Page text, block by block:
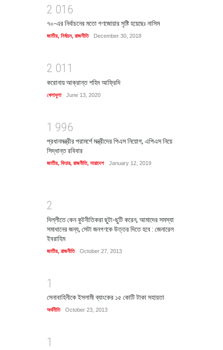
2 01 6
৭০-এর নির্বাচনের মতো গণজোয়ার সৃষ্টি হয়েছেঃ নাসিম
জাতীয়, নির্বাচন, রাজনীতি December 30, 2018
2 01 1
করোনায় আক্রান্ত শহিদ আফ্রিদি
খেলাধুলা June 13, 2020
1 996
প্রধানমন্ত্রীর পরামর্শে মন্ত্রীদের পিএস নিয়োগ, এপিএস নিয়ে
সিদ্ধান্ত রবিবার
জাতীয়, ফিচার, রাজনীতি, সারাদেশ January 12, 2019
2
দিল্লীতে কেন কুটনীতিকরা ছুটা-ছুটি করেন, আমাদের সমস্যা
সমাধানের জন্য, সেটা জনগণকে উত্তর দিতে হবে : জেনারেল
ইবরাহিম
জাতীয়, রাজনীতি October 27, 2013
1
সেনাবাহিনীকে ইসলামী ব্যাংকের ১৫ কোটি টাকা সহায়তা
অর্থনীতি October 23, 2013
1